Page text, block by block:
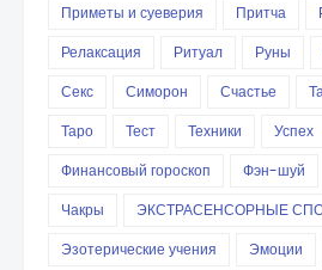
Приметы и суеверия
Притча
Релаксация
Ритуал Руны
Секс
Симорон Счастье
Таро
Тест Техники
Успех
Финансовый гороскоп
Фэн-шуй
Чакры
ЭКСТРАСЕНСОРНЫЕ
Эзотерические учения
Эмоции